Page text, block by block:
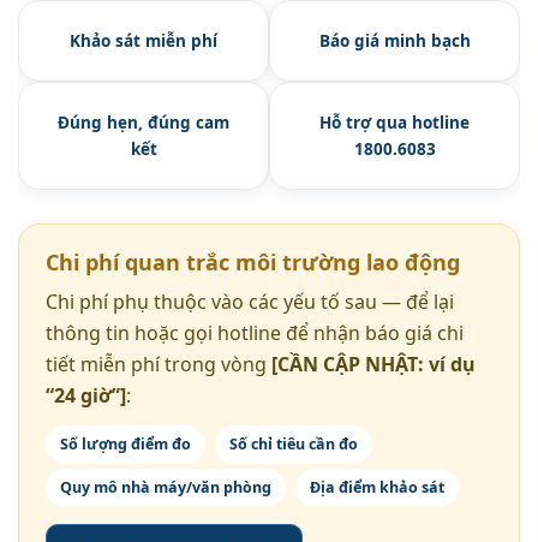
Khảo sát miễn phí Báo giá minh bạch
Đúng hẹn, đúng cam
kết
Hỗ trợ qua hotline
1800.6083
Chi phí quan trắc môi trường lao động
Chi phí phụ thuộc vào các yếu tố sau — để lại
thông tin hoặc gọi hotline để nhận báo giá chi
tiết miễn phí trong vòng [CẦN CẬP NHẬT: ví dụ
“24 giờ”]:
Số lượng điểm đo Số chỉ tiêu cần đo
Quy mô nhà máy/văn phòng Địa điểm khảo sát